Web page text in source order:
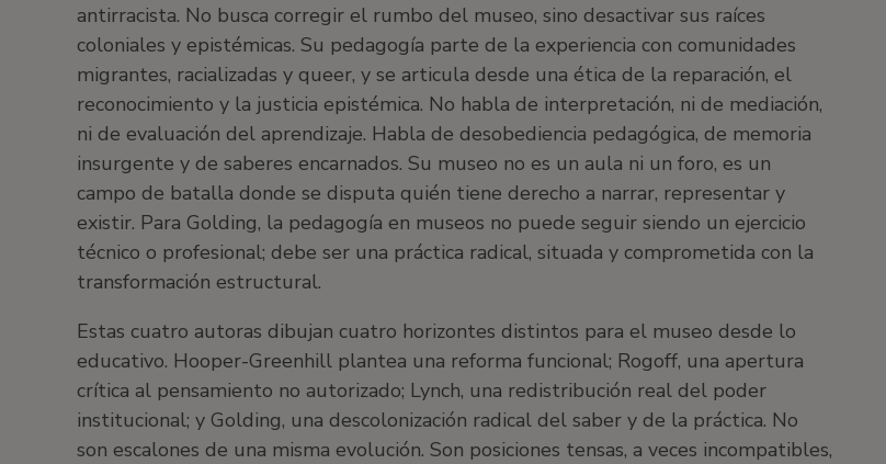
antirracista. No busca corregir el rumbo del museo, sino desactivar sus raíces
coloniales y epistémicas. Su pedagogía parte de la experiencia con comunidades
migrantes, racializadas y queer, y se articula desde una ética de la reparación, el
reconocimiento y la justicia epistémica. No habla de interpretación, ni de mediación,
ni de evaluación del aprendizaje. Habla de desobediencia pedagógica, de memoria
insurgente y de saberes encarnados. Su museo no es un aula ni un foro, es un
campo de batalla donde se disputa quién tiene derecho a narrar, representar y
existir. Para Golding, la pedagogía en museos no puede seguir siendo un ejercicio
técnico o profesional; debe ser una práctica radical, situada y comprometida con la
transformación estructural.
Estas cuatro autoras dibujan cuatro horizontes distintos para el museo desde lo
educativo. Hooper-Greenhill plantea una reforma funcional; Rogoff, una apertura
crítica al pensamiento no autorizado; Lynch, una redistribución real del poder
institucional; y Golding, una descolonización radical del saber y de la práctica. No
son escalones de una misma evolución. Son posiciones tensas, a veces incompatibles,